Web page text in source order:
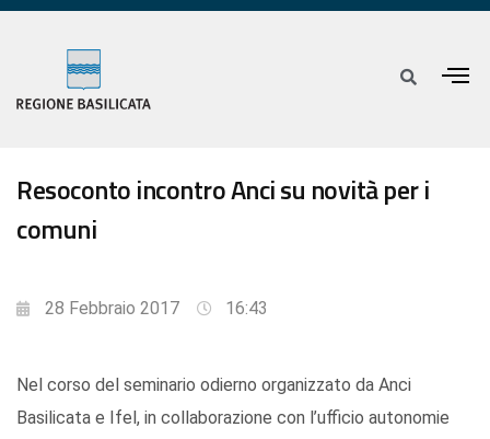
Resoconto incontro Anci su novità per i
comuni
28 Febbraio 2017 16:43
Nel corso del seminario odierno organizzato da Anci
Basilicata e Ifel, in collaborazione con l’ufficio autonomie